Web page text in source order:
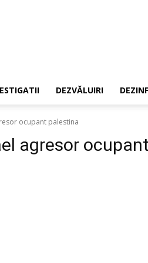
DEZVĂLUIRI
ocupant palestina
agresor